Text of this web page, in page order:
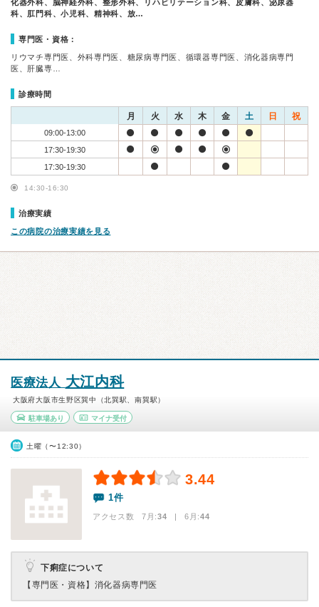
化器外科、脳神経外科、整形外科、リハビリテーション科、皮膚科、泌尿器
科、肛門科、小児科、精神科、放…
専門医・資格：
リウマチ専門医、外科専門医、糖尿病専門医、循環器専門医、消化器病専門
医、肝臓専…
診療時間
月 火 水 木 金 土 日 祝
09:00-13:00
17:30-19:30
17:30-19:30
14:30-16:30
治療実績
この病院の治療実績を見る
医療法人 大江内科
大阪府大阪市生野区巽中（北巽駅、南巽駅）
駐車場あり マイナ受付
土曜（〜12:30）
3.44
1件
アクセス数 7月:34 | 6月:44
下痢症について
【専門医・資格】 消化器病専門医